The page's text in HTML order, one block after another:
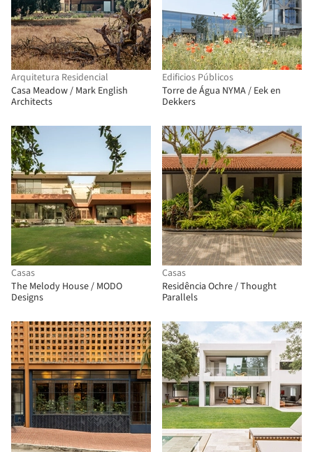
Arquitetura Residencial
Casa Meadow / Mark English
Architects
Edificios Públicos
Torre de Água NYMA / Eek en
Dekkers
Casas
The Melody House / MODO
Designs
Casas
Residência Ochre / Thought
Parallels